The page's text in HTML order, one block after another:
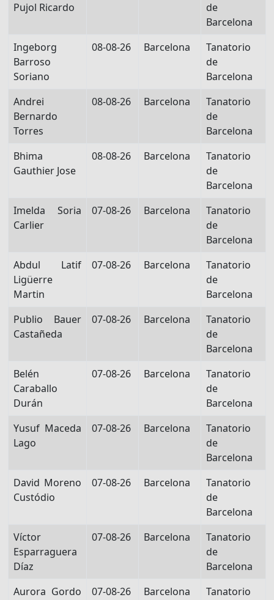
Pujol Ricardo
de
Barcelona
Ingeborg
Barroso
Soriano
08-08-26 Barcelona
Tanatorio
de
Barcelona
Andrei
Bernardo
Torres
08-08-26 Barcelona
Tanatorio
de
Barcelona
Bhima
Gauthier Jose
08-08-26 Barcelona
Tanatorio
de
Barcelona
Imelda Soria
Carlier
07-08-26 Barcelona
Tanatorio
de
Barcelona
Abdul Latif
Ligüerre
Martin
07-08-26 Barcelona
Tanatorio
de
Barcelona
Publio Bauer
Castañeda
07-08-26 Barcelona
Tanatorio
de
Barcelona
Belén
Caraballo
Durán
07-08-26 Barcelona
Tanatorio
de
Barcelona
Yusuf Maceda
Lago
07-08-26 Barcelona
Tanatorio
de
Barcelona
David Moreno
Custódio
07-08-26 Barcelona
Tanatorio
de
Barcelona
Víctor
Esparraguera
Díaz
07-08-26 Barcelona
Tanatorio
de
Barcelona
Aurora Gordo
07-08-26 Barcelona
Tanatorio